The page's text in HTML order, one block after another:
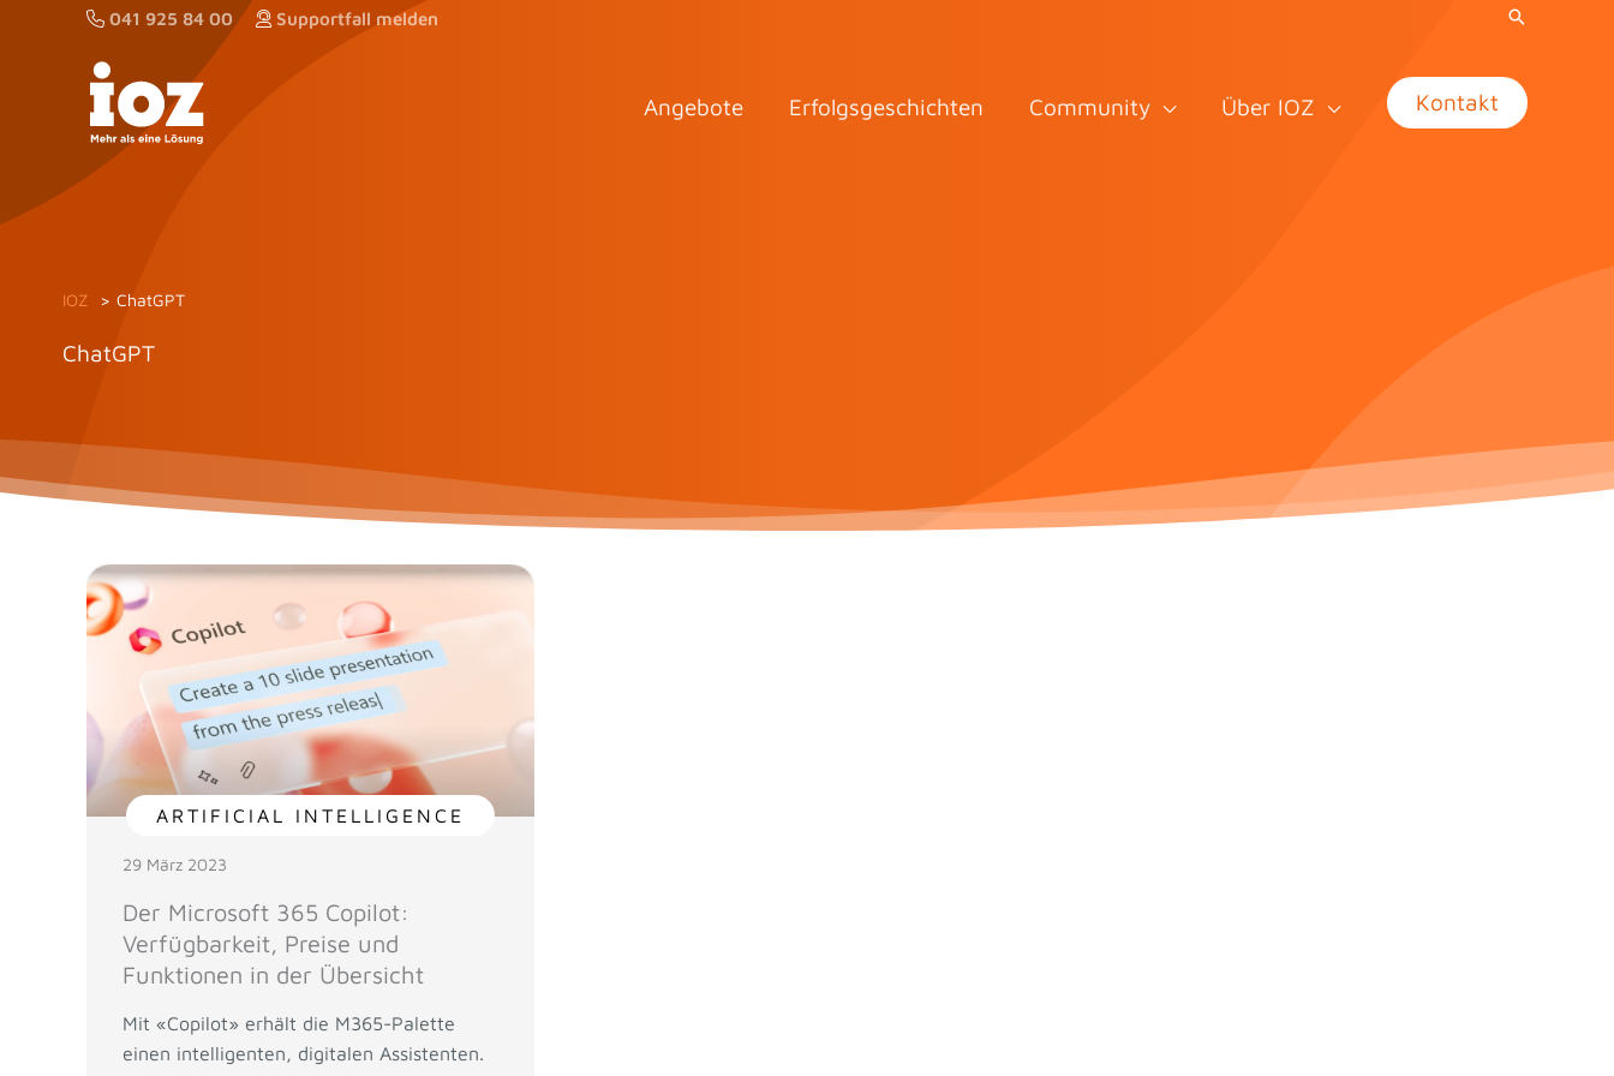
041 925 84 00 Supportfall melden
Angebote Erfolgsgeschichten Community Über IOZ Kontakt
IOZ ChatGPT
ChatGPT
ARTIFICIAL INTELLIGENCE
29 März 2023
Der Microsoft 365 Copilot:
Verfügbarkeit, Preise und
Funktionen in der Übersicht
Mit «Copilot» erhält die M365-Palette
einen intelligenten, digitalen Assistenten.